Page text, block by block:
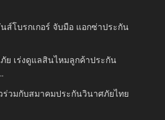
ส์โบรกเกอร์ จับมือ แอกซ่าประกัน
ย เร่งดูแลสินไหมลูกค้าประกัน
ร่วมกับสมาคมประกันวินาศภัยไทย